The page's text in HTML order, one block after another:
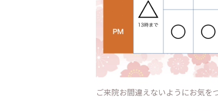
ご来院お間違えないようにお気を